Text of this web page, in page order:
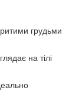
грудьми
на тілі